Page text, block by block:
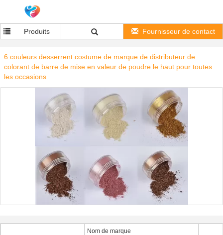
Produits Fournisseur de contact
6 couleurs desserrent costume de marque de distributeur de
colorant de barre de mise en valeur de poudre le haut pour toutes
les occasions
Nom de marque